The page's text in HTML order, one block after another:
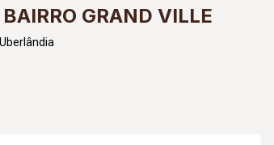
GRAND VILLE